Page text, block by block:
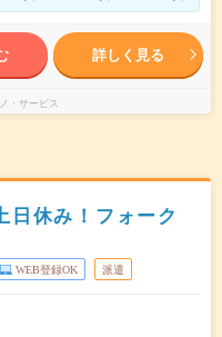
詳しく見る
・サービス
日休み！フォーク
WEB登録OK 派遣